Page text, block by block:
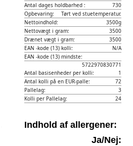
Antal dages holdbarhed :
730
Opbevaring:
Tørt ved stuetemperatur.
Nettoindhold:
3500g
Nettovægt i gram:
3500
Drænet vægt i gram:
3500
EAN -kode (13) kolli:
N/A
EAN -kode (13) mindste:
5722970830771
Antal basisenheder per kolli:
1
Antal kolli på en EUR-palle:
72
Pallelag:
3
Kolli per Pallelag:
24
Indhold af allergener:
Ja/Nej: